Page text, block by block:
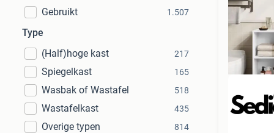
Gebruikt 1.507
Type
(Half)hoge kast
217
Spiegelkast 165
Wasbak of Wastafel 518
Wastafelkast 435
Overige typen 814